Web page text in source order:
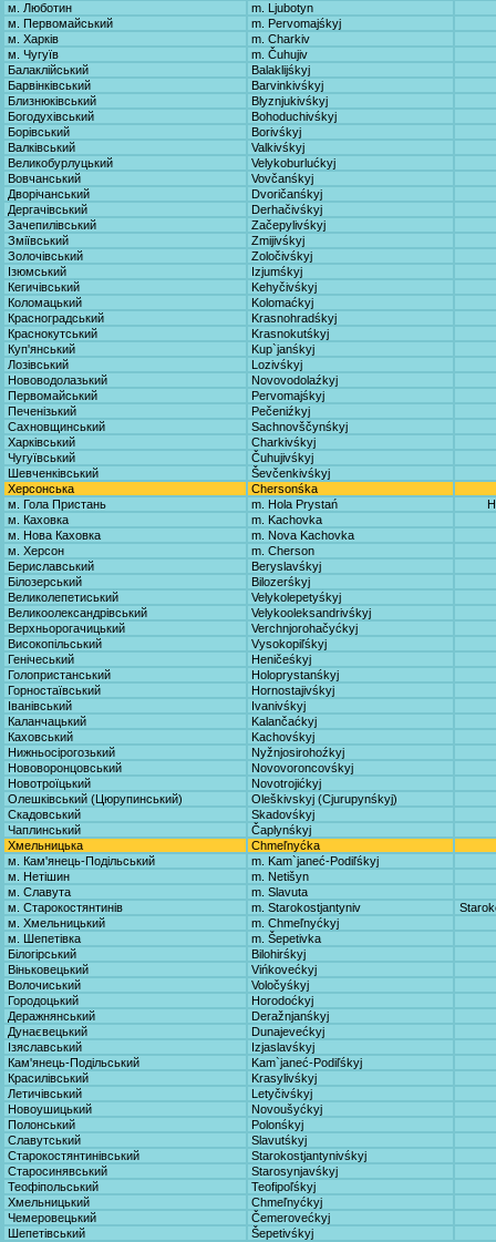
м. Люботин
m. Ljubotyn
м. Первомайський
m. Pervomajśkyj
м. Харків
m. Charkiv
м. Чугуїв
m. Čuhujiv
Балаклійський
Balaklijśkyj
Барвінківський
Barvinkivśkyj
Близнюківський
Blyznjukivśkyj
Богодухівський
Bohoduchivśkyj
Борівський
Borivśkyj
Валківський
Valkivśkyj
Великобурлуцький
Velykoburlućkyj
Вовчанський
Vovčanśkyj
Дворічанський
Dvoričanśkyj
Дергачівський
Derhačivśkyj
Зачепилівський
Začepylivśkyj
Зміївський
Zmijivśkyj
Золочівський
Zoločivśkyj
Ізюмський
Izjumśkyj
Кегичівський
Kehyčivśkyj
Коломацький
Kolomaćkyj
Красноградський
Krasnohradśkyj
Краснокутський
Krasnokutśkyj
Куп'янський
Kup`janśkyj
Лозівський
Lozivśkyj
Нововодолазький
Novovodolaźkyj
Первомайський
Pervomajśkyj
Печенізький
Pečeniźkyj
Сахновщинський
Sachnovščynśkyj
Харківський
Charkivśkyj
Чугуївський
Čuhujivśkyj
Шевченківський
Ševčenkivśkyj
Херсонська
Chersonśka
м. Гола Пристань
m. Hola Prystań
м. Каховка
m. Kachovka
м. Нова Каховка
m. Nova Kachovka
м. Херсон
m. Cherson
Бериславський
Beryslavśkyj
Білозерський
Bilozerśkyj
Великолепетиський
Velykolepetyśkyj
Великоолександрівський
Velykooleksandrivśkyj
Верхньорогачицький
Verchnjorohačyćkyj
Високопільський
Vysokopiľśkyj
Генічеський
Heničeśkyj
Голопристанський
Holoprystanśkyj
Горностаївський
Hornostajivśkyj
Іванівський
Ivanivśkyj
Каланчацький
Kalančaćkyj
Каховський
Kachovśkyj
Нижньосірогозький
Nyžnjosirohoźkyj
Нововоронцовський
Novovoroncovśkyj
Новотроїцький
Novotrojićkyj
Олешківський (Цюрупинський)
Oleškivskyj (Cjurupynśkyj)
Скадовський
Skadovśkyj
Чаплинський
Čaplynśkyj
Хмельницька
Chmeľnyćka
м. Кам'янець-Подільський
m. Kam`janeć-Podiľśkyj
м. Нетішин
m. Netišyn
м. Славута
m. Slavuta
м. Старокостянтинів
m. Starokostjantyniv
м. Хмельницький
m. Chmeľnyćkyj
м. Шепетівка
m. Šepetivka
Білогірський
Bilohirśkyj
Віньковецький
Vińkovećkyj
Волочиський
Voločyśkyj
Городоцький
Horodoćkyj
Деражнянський
Deražnjanśkyj
Дунаєвецький
Dunajevećkyj
Ізяславський
Izjaslavśkyj
Кам'янець-Подільський
Kam`janeć-Podiľśkyj
Красилівський
Krasylivśkyj
Летичівський
Letyčivśkyj
Новоушицький
Novoušyćkyj
Полонський
Polonśkyj
Славутський
Slavutśkyj
Старокостянтинівський
Starokostjantynivśkyj
Старосинявський
Starosynjavśkyj
Теофіпольський
Teofipoľśkyj
Хмельницький
Chmeľnyćkyj
Чемеровецький
Čemerovećkyj
Шепетівський
Šepetivśkyj